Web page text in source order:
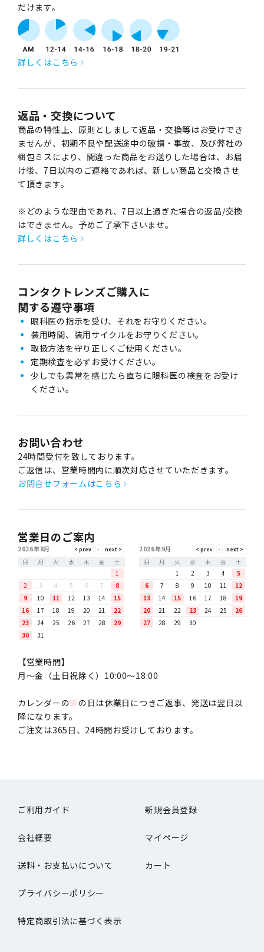
だけます。
詳しくはこちら
返品・交換について
商品の特性上、原則としまして返品・交換等はお受けでき
ませんが、初期不良や配送途中の破損・事故、及び弊社の
梱包ミスにより、間違った商品をお送りした場合は、お届
け後、7日以内のご連絡であれば、新しい商品と交換させ
て頂きます。
※どのような理由であれ、7日以上過ぎた場合の返品/交換
はできません。予めご了承下さいませ。
詳しくはこちら
コンタクトレンズご購入に
関する遵守事項
眼科医の指示を受け、それをお守りください。
装用時間、装用サイクルをお守りください。
取扱方法を守り正しくご使用ください。
定期検査を必ずお受けください。
少しでも異常を感じたら直ちに眼科医の検査をお受け
ください。
お問い合わせ
24時間受付を致しております。
ご返信は、営業時間内に順次対応させていただきます。
お問合せフォームはこちら
営業日のご案内
2026年8月
日
月 火 水 木 金
土
1
2
3 4 5 6 7
8
9
10 11 12 13 14
15
16
17 18 19 20 21
22
23
24 25 26 27 28
29
30
31
2026年9月
日
月 火 水 木 金
土
1
2 3 4
5
6
7 8 9 10 11
12
13
14 15 16 17 18
19
20
21 22 23 24 25
26
27
28 29 30
【営業時間】
月〜金（土日祝除く）10:00～18:00
カレンダーの■ の日は休業日につきご返事、発送は翌日以
降になります。
ご注文は365日、24時間お受けしております。
ご利用ガイド 新規会員登録
会社概要 マイページ
送料・お支払いについて カート
プライバシーポリシー
特定商取引法に基づく表示